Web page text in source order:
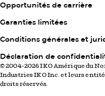
Opportunités de carrière
Garanties limitées
Column
Conditions générales et
Déclaration de
© 2004-2026 IKO Amérique du
Industries IKO Inc. et leurs
droits réservés.